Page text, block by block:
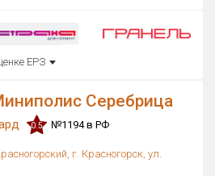
до
ЕРЗ
Серебрица
0.5 №1194 в РФ
г. Красногорск, ул.